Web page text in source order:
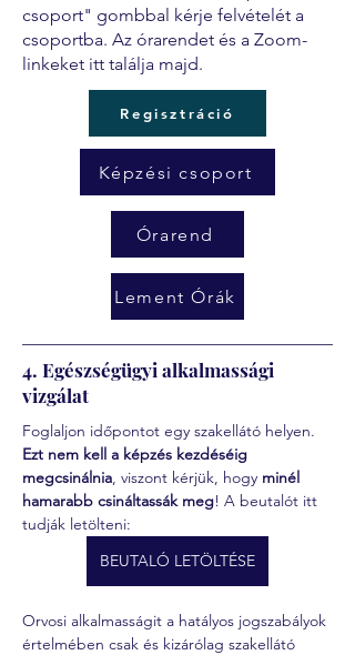
csoport" gombbal kérje felvételét a
csoportba. Az órarendet és a Zoom-
linkeket itt találja majd.
Regisztráció
Képzési csoport
Órarend
Lement Órák
4. Egészségügyi alkalmassági
vizgálat
Foglaljon időpontot egy szakellátó helyen.
Ezt nem kell a képzés kezdéséig
megcsinálnia, viszont kérjük, hogy minél
hamarabb csináltassák meg! A beutalót itt
tudják letölteni:
BEUTALÓ LETÖLTÉSE
Orvosi alkalmasságit a hatályos jogszabályok
értelmében csak és kizárólag szakellátó